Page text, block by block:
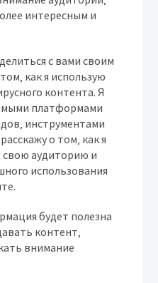
интересным и
с вами своим
как я использую
контента. Я
платформами
инструментами
о том‚ как я
аудиторию и
использования
будет полезна
контент‚
внимание